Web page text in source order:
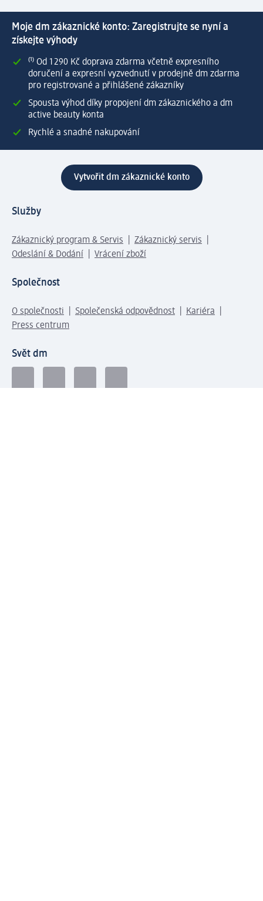
Moje dm zákaznické konto: Zaregistrujte se nyní a
získejte výhody
⁽¹⁾ Od 1 290 Kč doprava zdarma včetně expresního
doručení a expresní vyzvednutí v prodejně dm zdarma
pro registrované a přihlášené zákazníky
Spousta výhod díky propojení dm zákaznického a dm
active beauty konta
Rychlé a snadné nakupování
Vytvořit dm zákaznické konto
Služby
Zákaznický program & Servis
Zákaznický servis
Odeslání & Dodání
Vrácení zboží
Společnost
O společnosti Společenská odpovědnost
Kariéra
Press centrum
Svět dm